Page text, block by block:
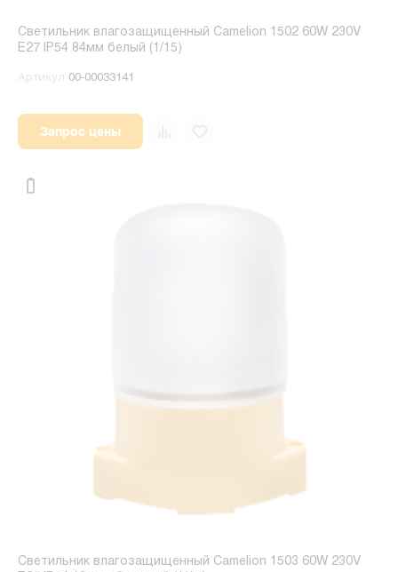
Светильник влагозащищенный Camelion 1502 60W 230V
E27 IP54 84мм белый (1/15)
Артикул 00-00033141
Запрос цены
Светильник влагозащищенный Camelion 1503 60W 230V